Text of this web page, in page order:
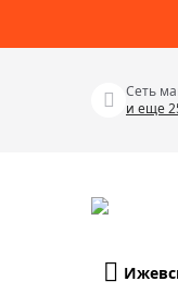
Сеть
и еще
Телескопы